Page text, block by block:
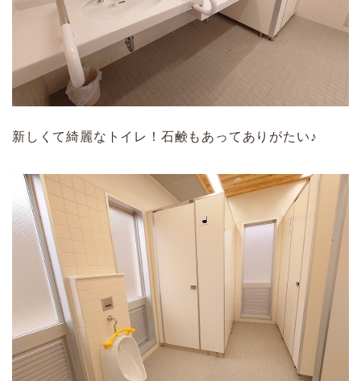
新しくて綺麗なトイレ！石鹸もあってありがたい♪